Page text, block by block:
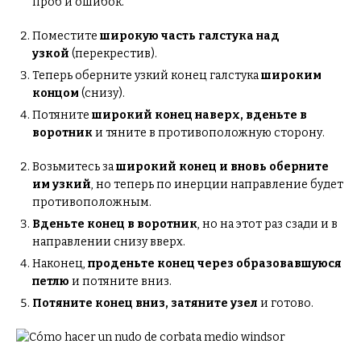
Поместите широкую часть галстука над
узкой (перекрестив).
Теперь оберните узкий конец галстукашироким
концом (снизу).
Потяните широкий конец наверх, вденьте в
воротники тяните в противоположную сторону.
Возьмитесь заширокий конец и вновь оберните
им узкий, но теперь по инерции направление будет
противоположным.
Вденьте конец в воротник, но на этот раз сзади и в
направлении снизу вверх.
Наконец, проденьте конец через образовавшуюся
петлю и потяните вниз.
Потяните конец вниз, затяните узел и готово.